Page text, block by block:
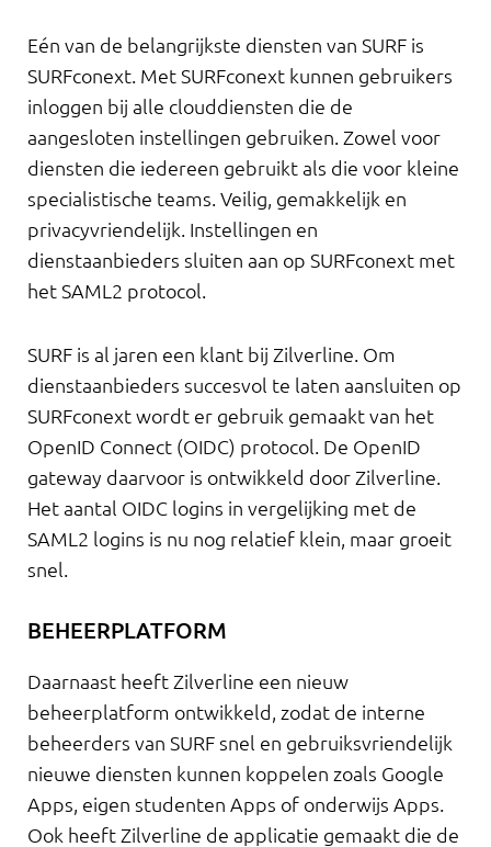
Eén van de belangrijkste diensten van SURF is
SURFconext. Met SURFconext kunnen gebruikers
inloggen bij alle clouddiensten die de
aangesloten instellingen gebruiken. Zowel voor
diensten die iedereen gebruikt als die voor kleine
specialistische teams. Veilig, gemakkelijk en
privacyvriendelijk. Instellingen en
dienstaanbieders sluiten aan op SURFconext met
het SAML2 protocol.
SURF is al jaren een klant bij Zilverline. Om
dienstaanbieders succesvol te laten aansluiten op
SURFconext wordt er gebruik gemaakt van het
OpenID Connect (OIDC) protocol. De OpenID
gateway daarvoor is ontwikkeld door Zilverline.
Het aantal OIDC logins in vergelijking met de
SAML2 logins is nu nog relatief klein, maar groeit
snel.
BEHEERPLATFORM
Daarnaast heeft Zilverline een nieuw
beheerplatform ontwikkeld, zodat de interne
beheerders van SURF snel en gebruiksvriendelijk
nieuwe diensten kunnen koppelen zoals Google
Apps, eigen studenten Apps of onderwijs Apps.
Ook heeft Zilverline de applicatie gemaakt die de